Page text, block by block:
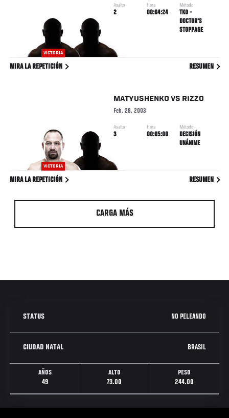
VICTORIA
Asalto
2
Hora
00:04:24
Método
TKO -
DOCTOR'S
STOPPAGE
MIRA LA REPETICIÓN RESUMEN
VICTORIA
MATYUSHENKO VS RIZZO
Feb. 28, 2003
Asalto
3
Hora
00:05:00
Método
DECISIÓN
UNÁNIME
MIRA LA REPETICIÓN RESUMEN
CARGA MÁS
STATUS NO PELEANDO
CIUDAD NATAL BRASIL
AÑOS
49
ALTO
73.00
PESO
244.00